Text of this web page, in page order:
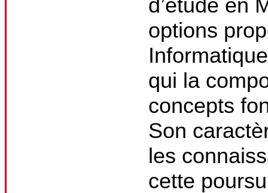
d’étude en
options
qui la
concepts
Son
les
cette